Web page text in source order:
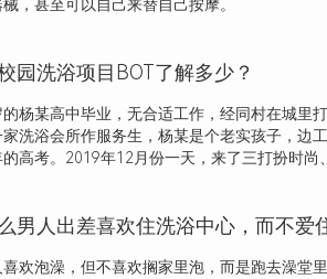
械，甚至可以自己来替自己按摩。
园洗浴项目BOT了解多少？
杨某高中毕业，无合适工作，经同村在城里
洗浴会所作服务生，杨某是个老实孩子，边
高考。2019年12月份一天，来了三打扮时尚
喜欢泡澡，但不喜欢搁家里泡，而是跑去澡堂